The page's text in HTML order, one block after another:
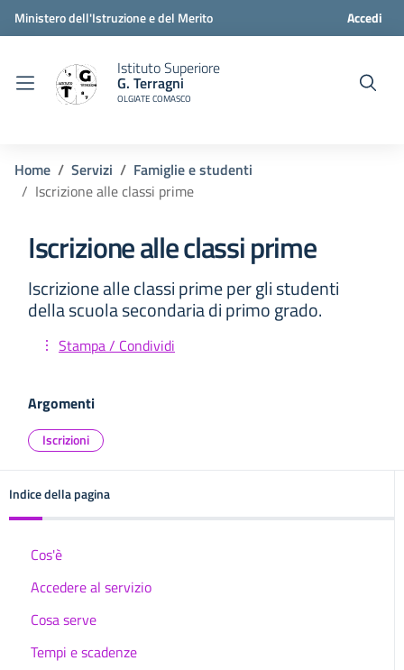
Ministero dell'Istruzione e del Merito Accedi
Istituto Superiore
G. Terragni
OLGIATE COMASCO
Home Servizi
Famiglie e studenti
Iscrizione alle classi prime
Iscrizione alle classi prime
Iscrizione alle classi prime per gli studenti
della scuola secondaria di primo grado.
Stampa / Condividi
Argomenti
Iscrizioni
Indice della pagina
Cos'è
Accedere al servizio
Cosa serve
Tempi e scadenze